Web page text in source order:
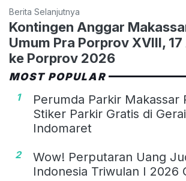
Berita Selanjutnya
Kontingen Anggar
Umum Pra Porprov XVIII,
ke Porprov 2026
MOST POPULAR
1
Perumda Parkir Makassar
Stiker Parkir Gratis di
Indomaret
2
Wow! Perputaran Uang
Indonesia Triwulan I 2026